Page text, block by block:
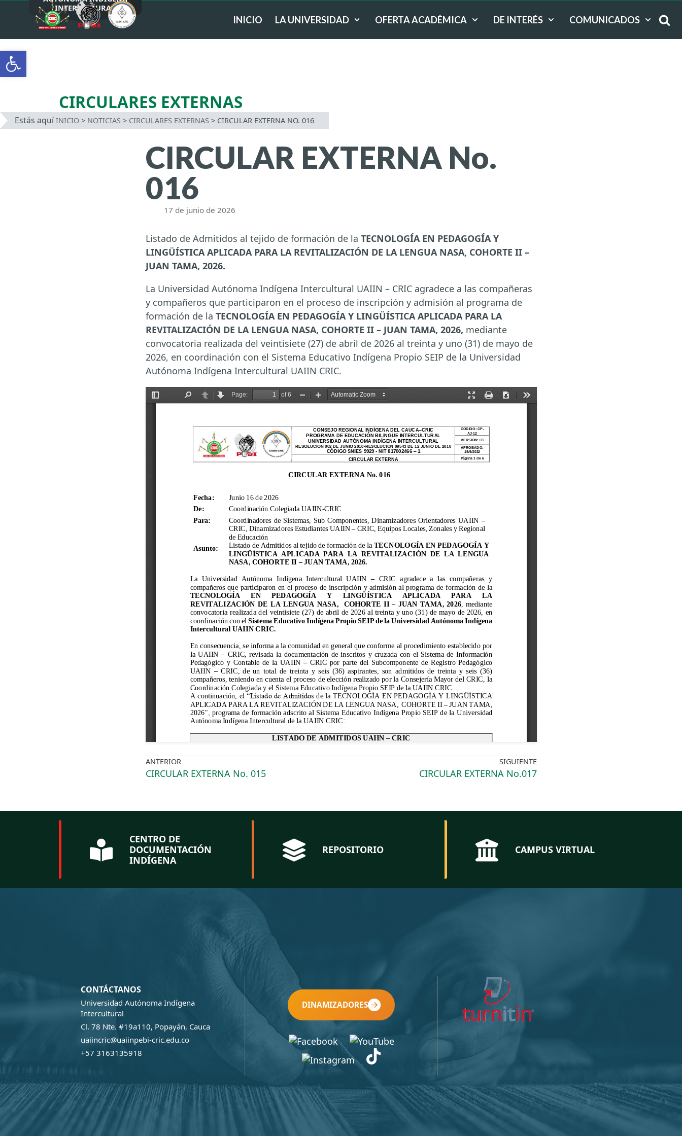
Abrir barra de herramientas
al
contenido
INTERCULTURAL
INICIO LA UNIVERSIDAD OFERTA ACADÉMICA DE INTERÉS COMUNICADOS
CIRCULARES EXTERNAS
Estás aquí INICIO> NOTICIAS > CIRCULARES EXTERNAS > CIRCULAR EXTERNA NO. 016
CIRCULAR EXTERNA No.
016
17 de junio de 2026
Listado de Admitidos al tejido de formación de la TECNOLOGÍA EN PEDAGOGÍA Y
LINGÜÍSTICA APLICADA PARA LA REVITALIZACIÓN DE LA LENGUA NASA, COHORTE II –
JUAN TAMA, 2026.
La Universidad Autónoma Indígena Intercultural UAIIN – CRIC agradece a las compañeras
y compañeros que participaron en el proceso de inscripción y admisión al programa de
formación de la TECNOLOGÍA EN PEDAGOGÍA Y LINGÜÍSTICA APLICADA PARA LA
REVITALIZACIÓN DE LA LENGUA NASA, COHORTE II – JUAN TAMA, 2026, mediante
convocatoria realizada del veintisiete (27) de abril de 2026 al treinta y uno (31) de mayo de
2026, en coordinación con el Sistema Educativo Indígena Propio SEIP de la Universidad
Autónoma Indígena Intercultural UAIIN CRIC.
ANTERIOR
CIRCULAR EXTERNA No. 015
SIGUIENTE
CIRCULAR EXTERNA No.017
CENTRO DE
DOCUMENTACIÓN
INDÍGENA
REPOSITORIO CAMPUS VIRTUAL
CONTÁCTANOS
Universidad Autónoma Indígena
Intercultural
Cl. 78 Nte. #19a110, Popayán, Cauca
uaiincric@uaiinpebi-cric.edu.co
+57 3163135918
DINAMIZADORES